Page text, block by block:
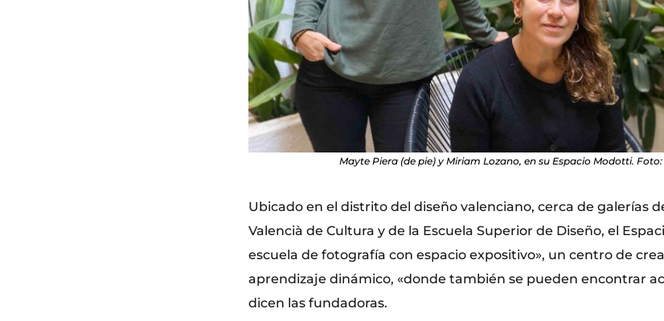
Mayte Piera (de pie) y Miriam Lozano, en su Espacio Modotti.
Ubicado en el distrito del diseño valenciano, cerca de galerías
Valencià de Cultura y de la Escuela Superior de Diseño, el
escuela de fotografía con espacio expositivo», un centro de
aprendizaje dinámico, «donde también se pueden encontrar
dicen las fundadoras.